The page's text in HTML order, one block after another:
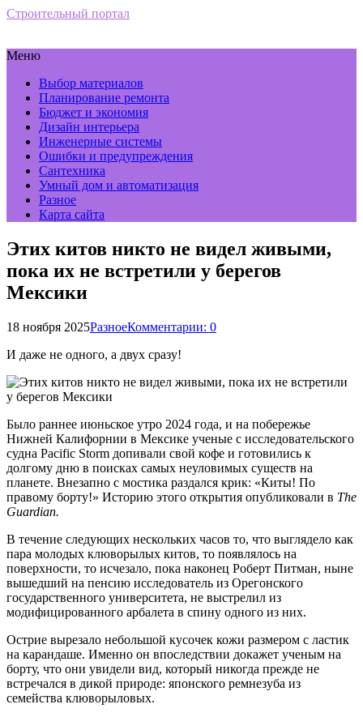
Строительный портал
Меню
Выбор материалов
Планирование ремонта
Бюджет и экономия
Дизайн интерьера
Инженерные системы
Ошибки и предупреждения
Сантехника
Умный дом и автоматизация
Разное
Карта сайта
Этих китов никто не видел живыми,
пока их не встретили у берегов
Мексики
18 ноября 2025РазноеКомментарии: 0
И даже не одного, а двух сразу!
Было раннее июньское утро 2024 года, и на побережье
Нижней Калифорнии в Мексике ученые с исследовательского
судна Pacific Storm допивали свой кофе и готовились к
долгому дню в поисках самых неуловимых существ на
планете. Внезапно с мостика раздался крик: «Киты! По
правому борту!» Историю этого открытия опубликовали в The
Guardian.
В течение следующих нескольких часов то, что выглядело как
пара молодых клюворылых китов, то появлялось на
поверхности, то исчезало, пока наконец Роберт Питман, ныне
вышедший на пенсию исследователь из Орегонского
государственного университета, не выстрелил из
модифицированного арбалета в спину одного из них.
Острие вырезало небольшой кусочек кожи размером с ластик
на карандаше. Именно он впоследствии докажет ученым на
борту, что они увидели вид, который никогда прежде не
встречался в дикой природе: японского ремнезуба из
семейства клюворыловых.